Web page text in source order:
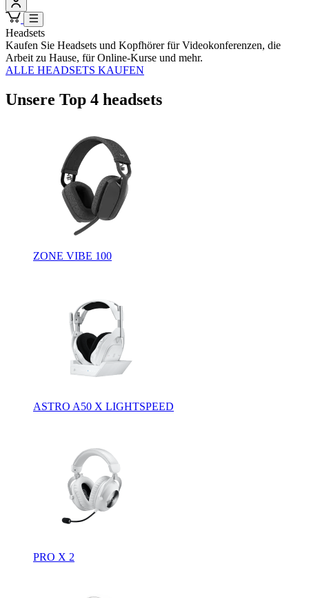
Headsets
Kaufen Sie Headsets und Kopfhörer für Videokonferenzen, die
Arbeit zu Hause, für Online-Kurse und mehr.
ALLE HEADSETS KAUFEN
Unsere Top 4 headsets
ZONE VIBE 100
ASTRO A50 X LIGHTSPEED
PRO X 2